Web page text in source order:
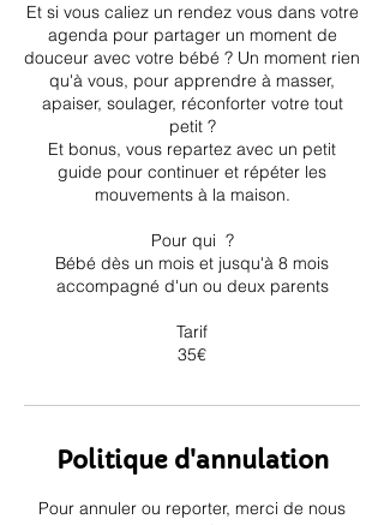
Et si vous caliez un rendez vous dans votre
agenda pour partager un moment de
douceur avec votre bébé ? Un moment rien
qu'à vous, pour apprendre à masser,
apaiser, soulager, réconforter votre tout
petit ?
Et bonus, vous repartez avec un petit
guide pour continuer et répéter les
mouvements à la maison.
Pour qui ?
Bébé dès un mois et jusqu'à 8 mois
accompagné d'un ou deux parents
Tarif
35€
Politique d'annulation
Pour annuler ou reporter, merci de nous